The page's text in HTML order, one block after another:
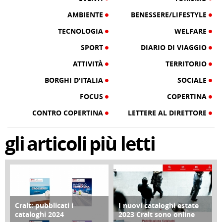
AMBIENTE
BENESSERE/LIFESTYLE
TECNOLOGIA
WELFARE
SPORT
DIARIO DI VIAGGIO
ATTIVITÀ
TERRITORIO
BORGHI D'ITALIA
SOCIALE
FOCUS
COPERTINA
CONTRO COPERTINA
LETTERE AL DIRETTORE
gliarticolipiù letti
COPERTINA
Cralt: pubblicati i
cataloghi 2024
CONTRO COPERTINA
I nuovi cataloghi estate
2023 Cralt sono online